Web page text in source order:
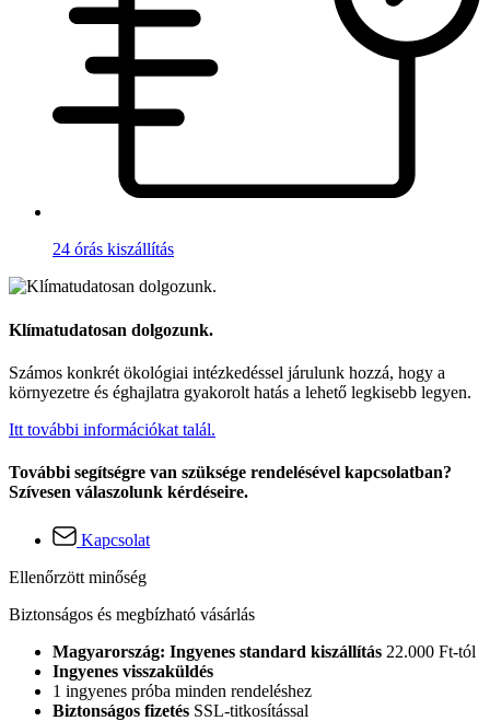
24 órás kiszállítás
Klímatudatosan dolgozunk.
Számos konkrét ökológiai intézkedéssel járulunk hozzá, hogy a
környezetre és éghajlatra gyakorolt hatás a lehető legkisebb legyen.
Itt további információkat talál.
További segítségre van szüksége rendelésével kapcsolatban?
Szívesen válaszolunk kérdéseire.
Kapcsolat
Ellenőrzött minőség
Biztonságos és megbízható vásárlás
Magyarország: Ingyenes standard kiszállítás 22.000 Ft-tól
Ingyenes visszaküldés
1 ingyenes próba minden rendeléshez
Biztonságos fizetés SSL-titkosítással